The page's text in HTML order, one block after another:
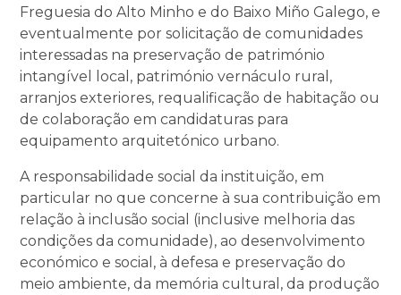
Freguesia do Alto Minho e do Baixo Miño Galego, e
eventualmente por solicitação de comunidades
interessadas na preservação de património
intangível local, património vernáculo rural,
arranjos exteriores, requalificação de habitação ou
de colaboração em candidaturas para
equipamento arquitetónico urbano.
A responsabilidade social da instituição, em
particular no que concerne à sua contribuição em
relação à inclusão social (inclusive melhoria das
condições da comunidade), ao desenvolvimento
económico e social, à defesa e preservação do
meio ambiente, da memória cultural, da produção